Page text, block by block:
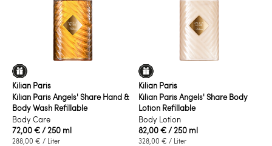
Kilian Paris
Kilian Paris Angels' Share Hand &
Body Wash Refillable
Body Care
72,00 €/ 250 ml
288,00 € / Liter
Kilian Paris
Kilian Paris Angels' Share Body
Lotion Refillable
Body Lotion
82,00 €/ 250 ml
328,00 € / Liter